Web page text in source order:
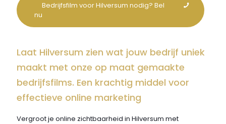
Bedrijfsfilm voor Hilversum nodig? Bel
nu
Laat Hilversum zien wat jouw bedrijf uniek
maakt met onze op maat gemaakte
bedrijfsfilms. Een krachtig middel voor
effectieve online marketing
Vergroot je online zichtbaarheid in Hilversum met